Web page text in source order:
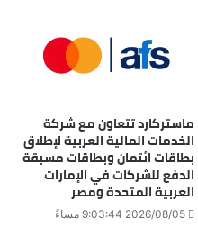
ماستركارد تتعاون مع شركة
الخدمات المالية العربية لإطلاق
بطاقات ائتمان وبطاقات مسبقة
الدفع للشركات في الإمارات
العربية المتحدة ومصر
2026/08/05 9:03:44 مساءً